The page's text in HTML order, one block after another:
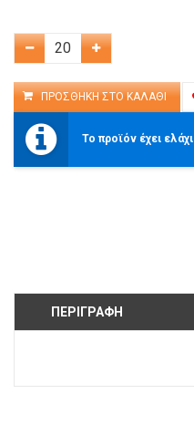
Το προϊόν έχει
ΠΕΡΙΓΡΑΦΉ